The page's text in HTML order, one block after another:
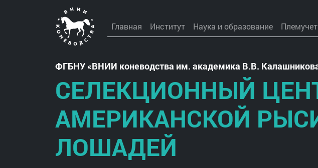
Главная Институт Наука и образование Племучет
ФГБНУ ВНИИ коневодства им. академика В.В.
СЕЛЕКЦИОННЫЙ
АМЕРИКАНСКОЙ
ЛОШАДЕЙ